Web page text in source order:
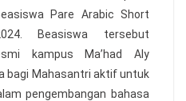
Pare Arabic Short
Beasiswa tersebut
kampus Ma’had Aly
bagi Mahasantri aktif untuk
pengembangan bahasa